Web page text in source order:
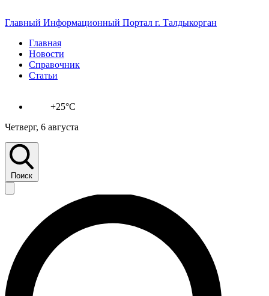
Главный Информационный Портал г. Талдыкорган
Главная
Новости
Справочник
Статьи
+25°C
Четверг, 6 августа
Поиск